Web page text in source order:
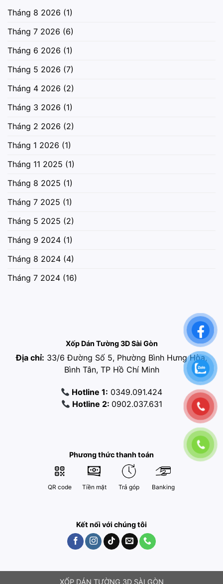
Tháng 8 2026 (1)
Tháng 7 2026 (6)
Tháng 6 2026 (1)
Tháng 5 2026 (7)
Tháng 4 2026 (2)
Tháng 3 2026 (1)
Tháng 2 2026 (2)
Tháng 1 2026 (1)
Tháng 11 2025 (1)
Tháng 8 2025 (1)
Tháng 7 2025 (1)
Tháng 5 2025 (2)
Tháng 9 2024 (1)
Tháng 8 2024 (4)
Tháng 7 2024 (16)
Xốp Dán Tường 3D Sài Gòn
Địa chỉ: 33/6 Đường Số 5, Phường Bình Hưng Hòa,
Bình Tân, TP Hồ Chí Minh
Hotline 1: 0349.091.424
Hotline 2: 0902.037.631
Phương thức thanh toán
QR code Tiền mặt Trả góp Banking
Kết nối với chúng tôi
XỐP DÁN TƯỜNG 3D SÀI GÒN